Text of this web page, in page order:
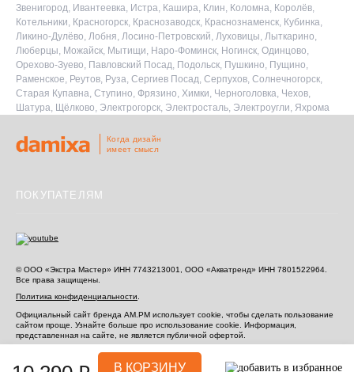
В КОРЗИНУ
Звенигород, Ивантеевка, Истра, Кашира, Клин, Коломна, Королёв,
Котельники, Красногорск, Краснозаводск, Краснознаменск, Кубинка,
Ликино-Дулёво, Лобня, Лосино-Петровский, Луховицы, Лыткарино,
Люберцы, Можайск, Мытищи, Наро-Фоминск, Ногинск, Одинцово,
Орехово-Зуево, Павловский Посад, Подольск, Пушкино, Пущино,
Раменское, Реутов, Руза, Сергиев Посад, Серпухов, Солнечногорск,
Старая Купавна, Ступино, Фрязино, Химки, Черноголовка, Чехов,
Шатура, Щёлково, Электрогорск, Электросталь, Электроугли, Яхрома
Когда дизайн
имеет смысл
ПОКУПАТЕЛЯМ
© ООО «Экстра Мастер» ИНН 7743213001, ООО «Акватренд» ИНН 7801522964.
Все права защищены.
Политика конфиденциальности
Официальный сайт бренда AM.PM использует cookie, чтобы сделать пользование
сайтом проще. Узнайте больше про использование cookie. Информация,
представленная на сайте, не является публичной офертой.
Информация, представленная на сайте, не является публичной офертой.